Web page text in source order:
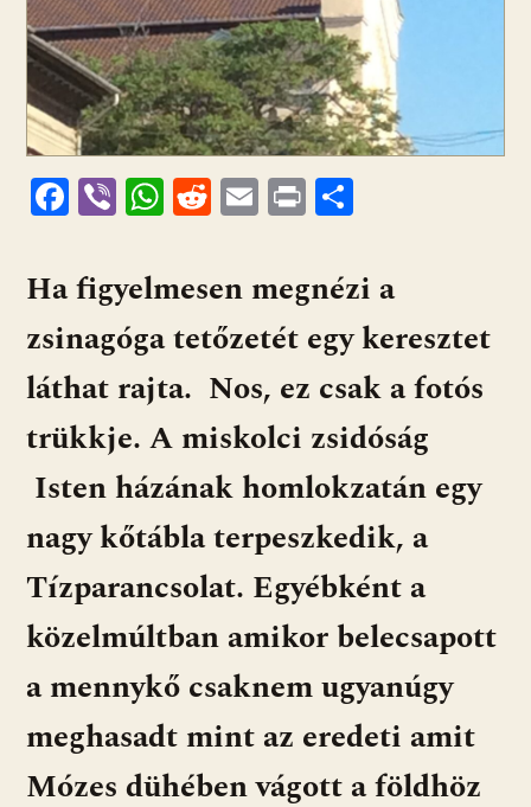
F
e
b
o
o
k
Vi
er
W
at
s
A
p
p
R
d
di
t
E
ai
l
Pr
t za
m
e
g
Ha figyelmesen megnézi a
zsinagóga tetőzetét egy keresztet
láthat rajta. Nos, ez csak a fotós
trükkje. A miskolci zsidóság
Isten házának homlokzatán egy
nagy kőtábla terpeszkedik, a
Tízparancsolat. Egyébként a
közelmúltban amikor belecsapott
a mennykő csaknem ugyanúgy
meghasadt mint az eredeti amit
Mózes dühében vágott a földhöz